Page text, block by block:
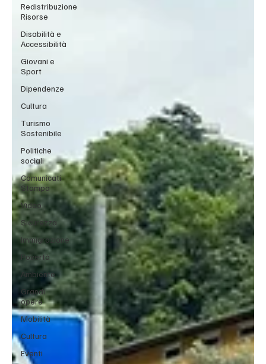
Redistribuzione
Risorse
Disabilità e
Accessibilità
Giovani e
Sport
Dipendenze
Cultura
Turismo
Sostenibile
Politiche
sociali
Comunicati
Stampa
Video
Sicurezza
Immigrazione
Povertà
Ambiente
Grandi
opere
Mobilità
Cultura
Eventi